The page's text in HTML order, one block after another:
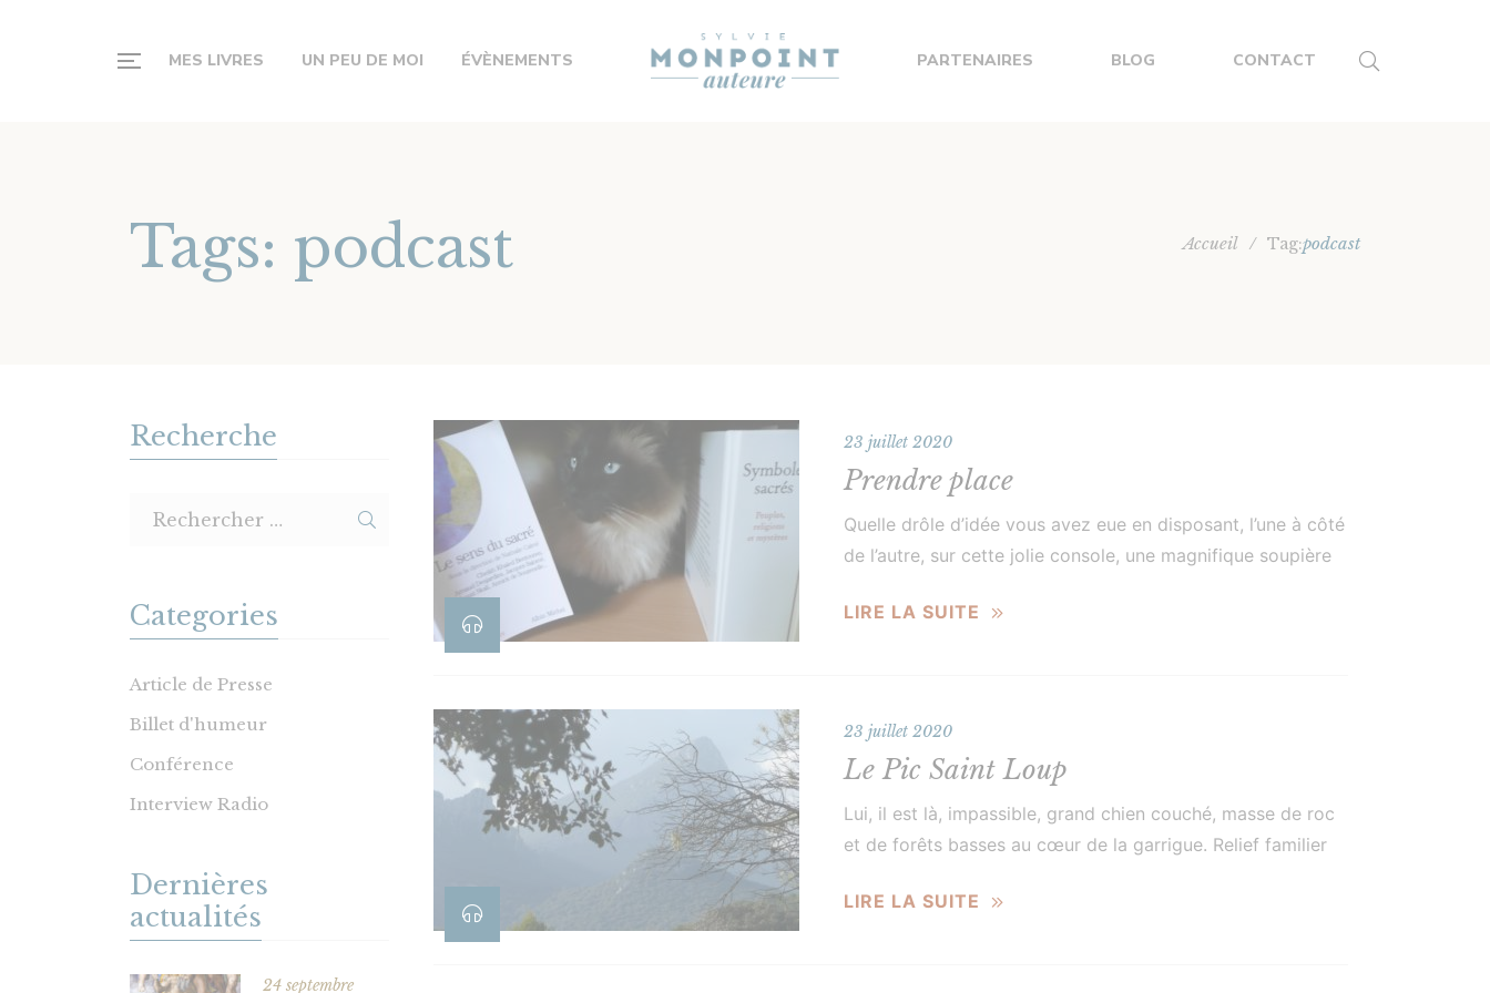
MES LIVRES UN PEU DE MOI ÉVÈNEMENTS PARTENAIRES BLOG CONTACT
Tags: podcast Accueil / Tag:podcast
23 juillet 2020
Prendre place
Quelle drôle d’idée vous avez eue en disposant, l’une à côté
de l’autre, sur cette jolie console, une magnifique soupière
LIRE LA SUITE
23 juillet 2020
Le Pic Saint Loup
Lui, il est là, impassible, grand chien couché, masse de roc
et de forêts basses au cœur de la garrigue. Relief familier
LIRE LA SUITE
Recherche
Categories
Article de Presse
Billet d'humeur
Conférence
Interview Radio
Dernières
actualités
24 septembre